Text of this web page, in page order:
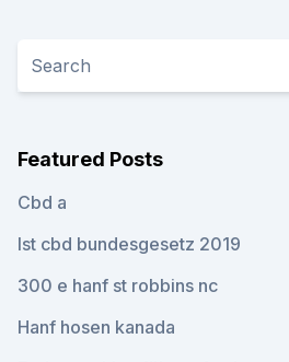
Featured Posts
Cbd a
Ist cbd bundesgesetz 2019
300 e hanf st robbins nc
Hanf hosen kanada